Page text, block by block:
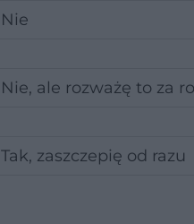
Nie
Nie, ale rozważę to za
Tak, zaszczepię od razu